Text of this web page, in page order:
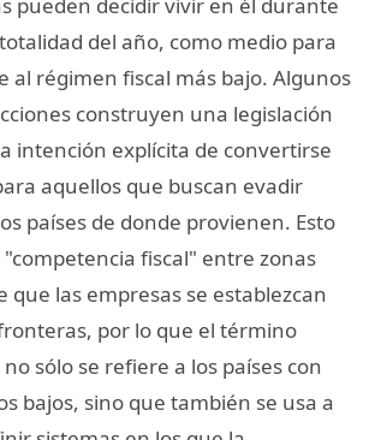
del año, como medio para
al régimen fiscal más bajo. Algunos
construyen una legislación
intención explícita de convertirse
aquellos que buscan evadir
países de donde provienen. Esto
fiscal" entre zonas
que las empresas se establezcan
por lo que el término
sólo se refiere a los países con
bajos, sino que también se usa a